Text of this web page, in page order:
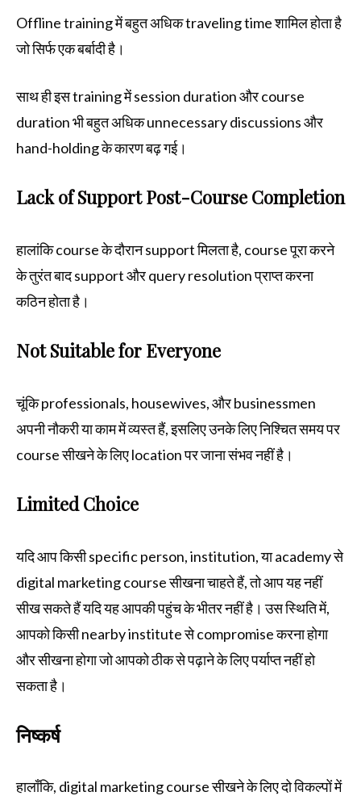
Offline training में बहुत अधिक traveling time शामिल होता है
जो सिर्फ एक बर्बादी है।
साथ ही इस training में session duration और course
duration भी बहुत अधिक unnecessary discussions और
hand-holding के कारण बढ़ गई।
Lack of Support Post-Course Completion
हालांकि course के दौरान support मिलता है, course पूरा करने
के तुरंत बाद support और query resolution प्राप्त करना
कठिन होता है।
Not Suitable for Everyone
चूंकि professionals, housewives, और businessmen
अपनी नौकरी या काम में व्यस्त हैं, इसलिए उनके लिए निश्चित समय पर
course सीखने के लिए location पर जाना संभव नहीं है।
Limited Choice
यदि आप किसी specific person, institution, या academy से
digital marketing course सीखना चाहते हैं, तो आप यह नहीं
सीख सकते हैं यदि यह आपकी पहुंच के भीतर नहीं है। उस स्थिति में,
आपको किसी nearby institute से compromise करना होगा
और सीखना होगा जो आपको ठीक से पढ़ाने के लिए पर्याप्त नहीं हो
सकता है।
निष्कर्ष
हालाँकि, digital marketing course सीखने के लिए दो विकल्पों में